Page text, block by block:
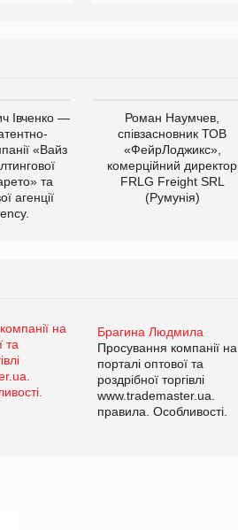
Івченко —
«Вайз
та
агенції
Роман Наумчев,
співзасновник ТОВ
«ФейрЛоджикс»,
комерційний директор
FRLG Freight SRL
(Румунія)
Брагина Людмила
Просування компанії на
порталі оптової та
роздрібної торгівлі
www.trademaster.ua.
правила. Особливості.